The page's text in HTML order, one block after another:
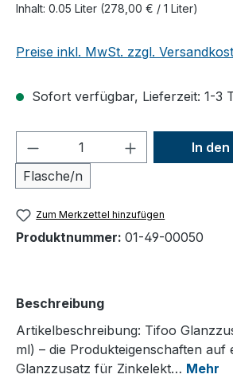
Inhalt: 0.05 Liter (278,00 € / 1 Liter)
Preise inkl. MwSt. zzgl.
Sofort verfügbar, Lieferzeit: 1-3
Produkt Anzahl: Gib
Flasche/n
In
Zum Merkzettel hinzufügen
Produktnummer: 01-49-00050
Beschreibung
Artikelbeschreibung: Tifoo
ml) – die Produkteigenschaften auf
Glanzzusatz für Zinkelekt… Mehr